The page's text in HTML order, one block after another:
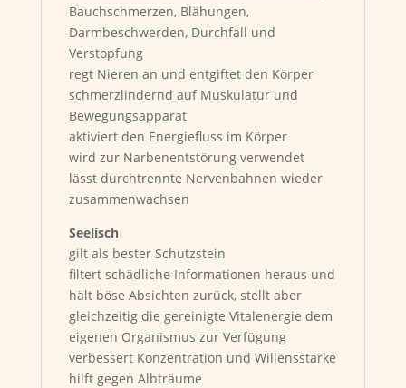
Bauchschmerzen, Blähungen,
Darmbeschwerden, Durchfall und
Verstopfung
regt Nieren an und entgiftet den Körper
schmerzlindernd auf Muskulatur und
Bewegungsapparat
aktiviert den Energiefluss im Körper
wird zur Narbenentstörung verwendet
lässt durchtrennte Nervenbahnen wieder
zusammenwachsen
Seelisch
gilt als bester Schutzstein
filtert schädliche Informationen heraus und
hält böse Absichten zurück, stellt aber
gleichzeitig die gereinigte Vitalenergie dem
eigenen Organismus zur Verfügung
verbessert Konzentration und Willensstärke
hilft gegen Albträume